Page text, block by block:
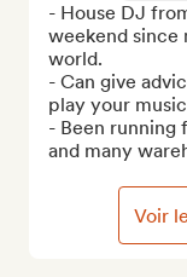
- House DJ
weekend since
world.
- Can give
play your
- Been running
and many
Voir